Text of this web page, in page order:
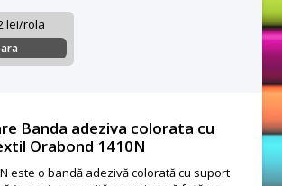
lei/rola
Banda adeziva colorata cu
Orabond 1410N
este o bandă adezivă colorată cu suport